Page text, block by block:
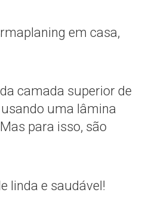
em casa,
camada superior de
uma lâmina
para isso, são
linda e saudável!